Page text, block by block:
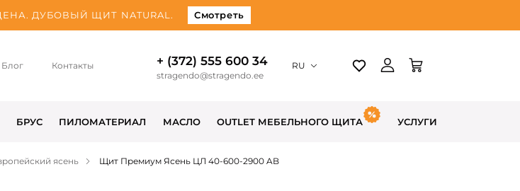
ДУБОВЫЙ ЩИТ NATURAL. Смотреть
Блог Контакты + (372) 555 600 34
stragendo@stragendo.ee
RU
БРУС ПИЛОМАТЕРИАЛ МАСЛО OUTLET МЕБЕЛЬНОГО ЩИТА УСЛУГИ
ясень Щит Премиум Ясень ЦЛ 40-600-2900 AB